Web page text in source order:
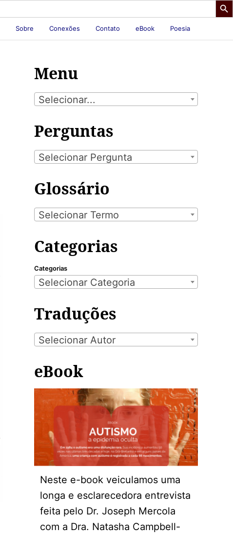
Sobre Conexões Contato eBook Poesia
Menu
Selecionar...
Perguntas
Selecionar Pergunta
Glossário
Selecionar Termo
Categorias
Categorias
Selecionar Categoria
Traduções
Selecionar Autor
eBook
Neste e-book veiculamos uma
longa e esclarecedora entrevista
feita pelo Dr. Joseph Mercola
com a Dra. Natasha Campbell-